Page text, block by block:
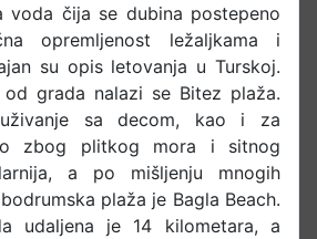
voda čija se dubina postepeno
opremljenost ležaljkama i
su opis letovanja u Turskoj.
grada nalazi se Bitez plaža.
sa decom, kao i za
zbog plitkog mora i sitnog
a po mišljenju mnogih
plaža je Bagla Beach.
udaljena je 14 kilometara, a